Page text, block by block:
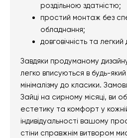
роздільною здатністю;
простий монтаж без
обладнання;
довговічність та легкий
Завдяки продуманому
легко вписуються в будь-який
мінімалізму до класики.
Зайці на сирному місяці, ви
естетику та комфорт у
індивідуальності вашому
стіни справжнім витвором